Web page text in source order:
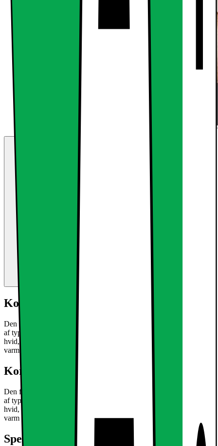
Kort om produktet
Den forsænkede lys LED med 6W er en ultra-tynd loftsplade lamper
af typen SMD 2835. Den eksisterende aluminium Armaturet har en
hvid, subtil montering. Perfekt til en stilfuld accent dit hjem ved
varm hvid glødende lyse pletter.
Læs mere om produktet
Kort om produktet
Den forsænkede lys LED med 6W er en ultra-tynd loftsplade lamper
af typen SMD 2835. Den eksisterende aluminium Armaturet har en
hvid, subtil montering. Perfekt til en stilfuld accent dit hjem ved
varm hvid glødende lyse pletter.Læs mere om produktet
Specifikationer